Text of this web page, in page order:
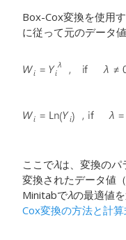
Box-Cox変換を使用
に従って元のデータ
ここでλは、変換のパ
変換されたデータ値（
Minitabでλの最適値
Cox変換の方法と計